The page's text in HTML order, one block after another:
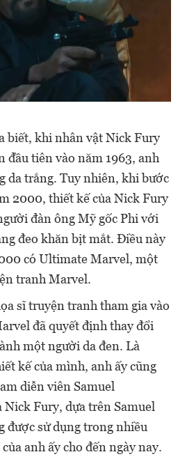
biết, khi nhân vật Nick Fury
đầu tiên vào năm 1963, anh
da trắng. Tuy nhiên, khi bước
2000, thiết kế của Nick Fury
đàn ông Mỹ gốc Phi với
đeo khăn bịt mắt. Điều này
có Ultimate Marvel, một
tranh Marvel.
sĩ truyện tranh tham gia vào
đã quyết định thay đổi
một người da đen. Là
kế của mình, anh ấy cũng
diễn viên Samuel
Nick Fury, dựa trên Samuel
được sử dụng trong nhiều
anh ấy cho đến ngày nay.